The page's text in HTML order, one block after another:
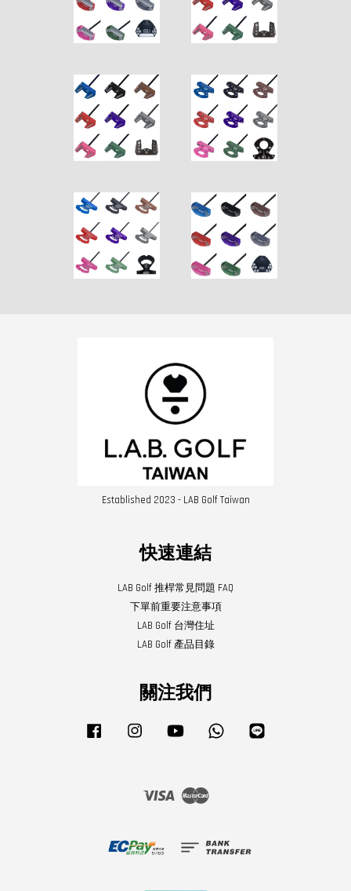
Established 2023 - LAB Golf Taiwan
快速連結
LAB Golf 推桿常見問題 FAQ
下單前重要注意事項
LAB Golf 台灣住址
LAB Golf 產品目錄
關注我們
Facebook Instagram YouTube Whatsapp
Visa Master